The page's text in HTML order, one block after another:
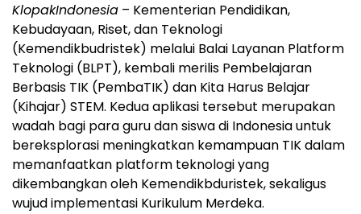
KlopakIndonesia – Kementerian Pendidikan,
Kebudayaan, Riset, dan Teknologi
(Kemendikbudristek) melalui Balai Layanan Platform
Teknologi (BLPT), kembali merilis Pembelajaran
Berbasis TIK (PembaTIK) dan Kita Harus Belajar
(Kihajar) STEM. Kedua aplikasi tersebut merupakan
wadah bagi para guru dan siswa di Indonesia untuk
bereksplorasi meningkatkan kemampuan TIK dalam
memanfaatkan platform teknologi yang
dikembangkan oleh Kemendikbduristek, sekaligus
wujud implementasi Kurikulum Merdeka.